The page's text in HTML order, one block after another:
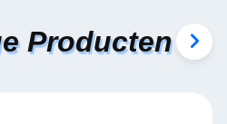
Producten